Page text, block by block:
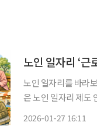
노인 일자리 ‘근
노인 일자리를 바라
은 노인 일자리 제도
2026-01-27 16:11